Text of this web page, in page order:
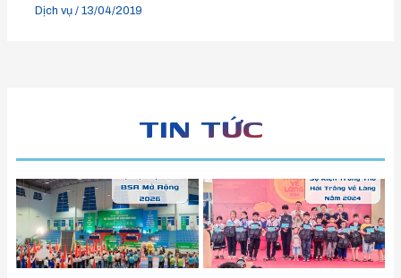
Dịch vụ /13/04/2019
TIN TỨC